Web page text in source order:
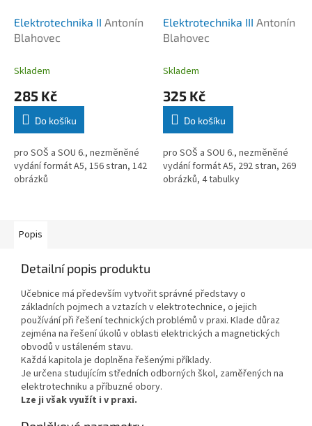
Elektrotechnika II Antonín
Blahovec
Skladem
285 Kč
Do košíku
pro SOŠ a SOU 6., nezměněné
vydání formát A5, 156 stran, 142
obrázků
Elektrotechnika III Antonín
Blahovec
Skladem
325 Kč
Do košíku
pro SOŠ a SOU 6., nezměněné
vydání formát A5, 292 stran, 269
obrázků, 4 tabulky
Popis
Detailní popis produktu
Učebnice má především vytvořit správné představy o
základních pojmech a vztazích v elektrotechnice, o jejich
používání při řešení technických problémů v praxi. Klade důraz
zejména na řešení úkolů v oblasti elektrických a magnetických
obvodů v ustáleném stavu.
Každá kapitola je doplněna řešenými příklady.
Je určena studujícím středních odborných škol, zaměřených na
elektrotechniku a příbuzné obory.
Lze ji však využít i v praxi.